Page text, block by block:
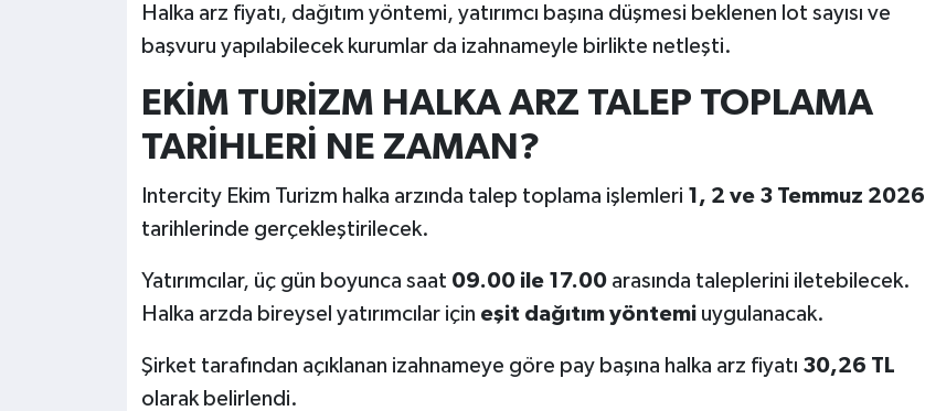
Halka arz fiyatı, dağıtım yöntemi, yatırımcı başına düşmesi beklenen lot sayısı ve
başvuru yapılabilecek kurumlar da izahnameyle birlikte netleşti.
EKİM TURİZM HALKA ARZ TALEP TOPLAMA
TARİHLERİ NE ZAMAN?
Intercity Ekim Turizm halka arzında talep toplama işlemleri 1, 2 ve 3 Temmuz 2026
tarihlerinde gerçekleştirilecek.
Yatırımcılar, üç gün boyunca saat 09.00 ile 17.00arasında taleplerini iletebilecek.
Halka arzda bireysel yatırımcılar için eşit dağıtım yöntemiuygulanacak.
Şirket tarafından açıklanan izahnameye göre pay başına halka arz fiyatı 30,26 TL
olarak belirlendi.